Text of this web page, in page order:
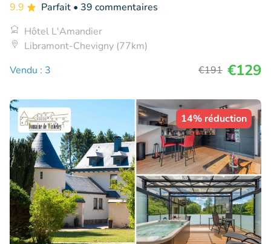
9.9 Parfait • 39 commentaires
Hôtel L'Amandier
Libramont-Chevigny (77km)
Vendu : 3
€191 €129
14% réduction